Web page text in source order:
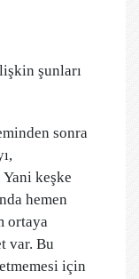
şunları
sonra
keşke
hemen
ortaya
var. Bu
için